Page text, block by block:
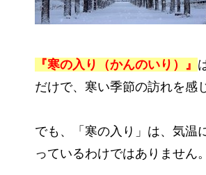
『寒の入り（かんのいり）』
だけで、寒い季節の訪れを感
でも、「寒の入り」は、気温
っているわけではありません。